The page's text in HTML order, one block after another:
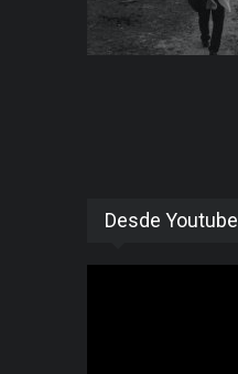
Desde Youtube